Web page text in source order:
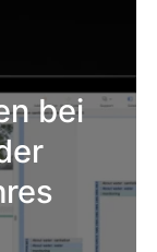
bei